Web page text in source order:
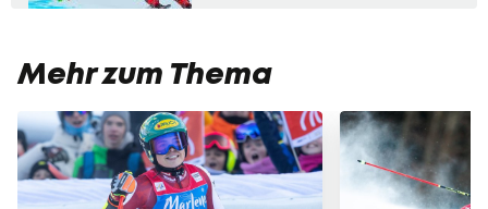
Mehr zum Thema